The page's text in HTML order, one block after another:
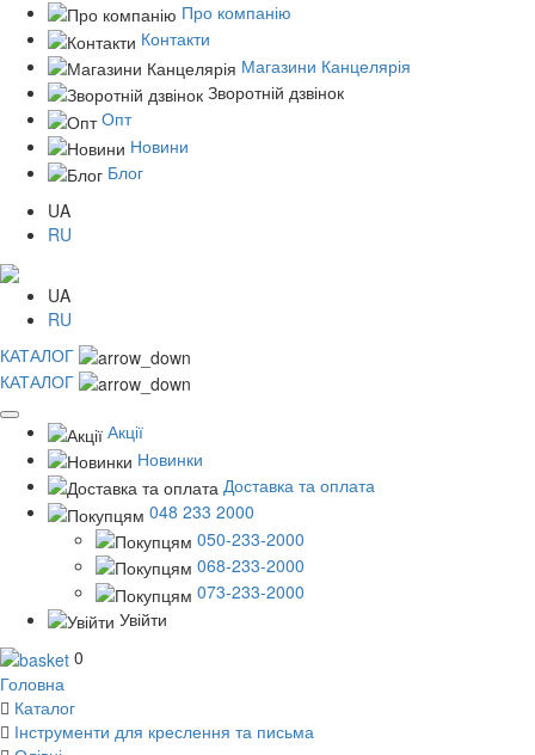
Про компанію
Контакти
Магазини Канцелярія
Зворотній дзвінок
Опт
Новини
Блог
UA
RU
UA
RU
КАТАЛОГ
КАТАЛОГ
Акції
Новинки
Доставка та оплата
048 233 2000
050-233-2000
068-233-2000
073-233-2000
Увійти
0
Головна
Каталог
Інструменти для креслення та письма